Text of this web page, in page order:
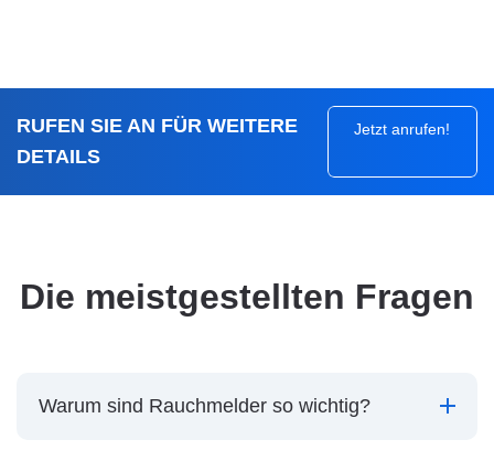
RUFEN SIE AN FÜR WEITERE
DETAILS
Jetzt anrufen!
Die meistgestellten Fragen
Warum sind Rauchmelder so wichtig?